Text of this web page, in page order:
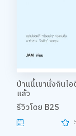
ป่านนี้เขานั่งกินไ
แล้ว
รีวิวโดย B2S